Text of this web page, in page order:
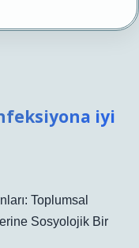
iyi
Toplumsal
Sosyolojik Bir